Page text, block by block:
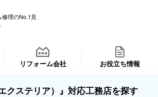
修理のNo.1見
リフォーム会社 お役立ち情報
クステリア）』対応工務店を探す